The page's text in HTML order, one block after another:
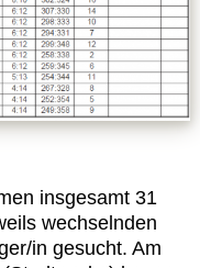
insgesamt 31
wechselnden
in gesucht. Am